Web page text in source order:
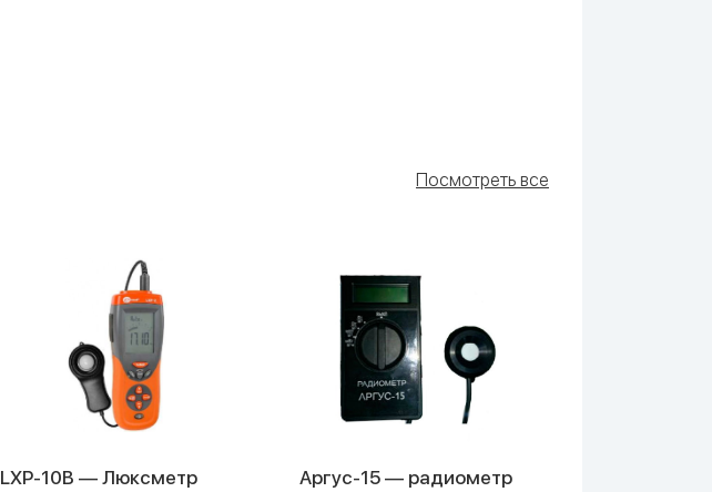
Посмотреть все
LXP-10B — Люксметр Аргус-15 — радиометр